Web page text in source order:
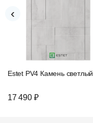
Estet PV4 Камень светлый
17 490 ₽
‹